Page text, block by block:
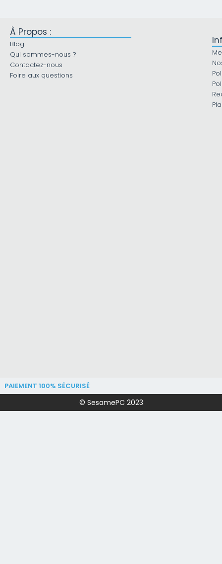
À Propos :
Blog
Qui sommes-nous ?
Contactez-nous
Foire aux questions
PAIEMENT 100% SÉCURISÉ
© SesamePC 2023